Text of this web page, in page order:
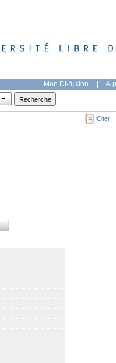
Mon DI-fusion | À
Citer